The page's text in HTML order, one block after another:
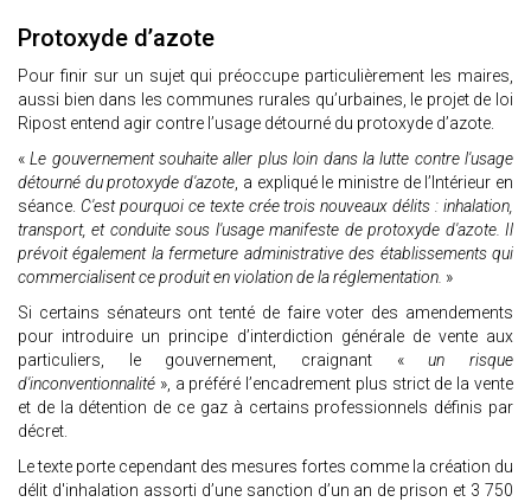
Protoxyde d’azote
Pour finir sur un sujet qui préoccupe particulièrement les maires,
aussi bien dans les communes rurales qu’urbaines, le projet de loi
Ripost entend agir contre l’usage détourné du protoxyde d’azote.
« Le gouvernement souhaite aller plus loin dans la lutte contre l'usage
détourné du protoxyde d'azote, a expliqué le ministre de l’Intérieur en
séance. C'est pourquoi ce texte crée trois nouveaux délits : inhalation,
transport, et conduite sous l'usage manifeste de protoxyde d'azote. Il
prévoit également la fermeture administrative des établissements qui
commercialisent ce produit en violation de la réglementation. »
Si certains sénateurs ont tenté de faire voter des amendements
pour introduire un principe d’interdiction générale de vente aux
particuliers, le gouvernement, craignant «un risque
d'inconventionnalité », a préféré l’encadrement plus strict de la vente
et de la détention de ce gaz à certains professionnels définis par
décret.
Le texte porte cependant des mesures fortes comme la création du
délit d'inhalation assorti d’une sanction d’un an de prison et 3 750